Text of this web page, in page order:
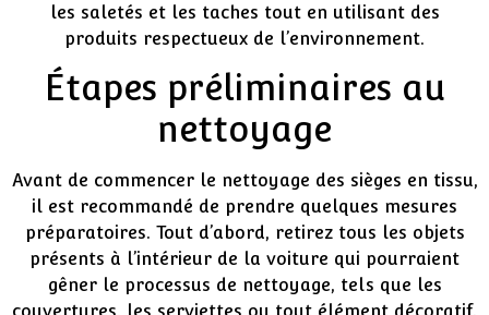
les saletés et les taches tout en utilisant des
produits respectueux de l’environnement.
Étapes préliminaires au
nettoyage
Avant de commencer le nettoyage des sièges en tissu,
il est recommandé de prendre quelques mesures
préparatoires. Tout d’abord, retirez tous les objets
présents à l’intérieur de la voiture qui pourraient
gêner le processus de nettoyage, tels que les